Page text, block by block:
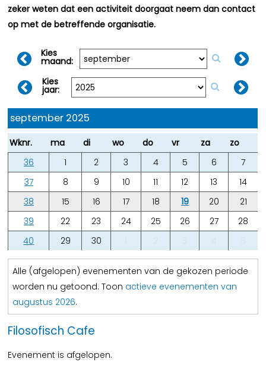
zeker weten dat een activiteit doorgaat neem dan contact
op met de betreffende organisatie.
Kies
maand:
Kies
jaar:
september 2025
Wknr. ma di wo do vr za
zo
36
1 2 3 4 5 6
7
37
8 9 10 11 12 13
14
38
15 16 17 18 19 20
21
39
22 23 24 25 26 27
28
40
29 30 1 2 3 4 5
Alle (afgelopen) evenementen van de gekozen periode
worden nu getoond. Toon actieve evenementen van
augustus 2026.
Filosofisch Cafe
Evenement is afgelopen.